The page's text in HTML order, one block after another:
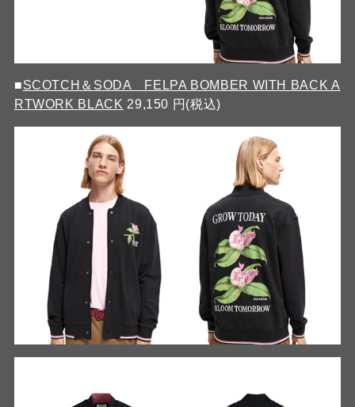
■SCOTCH＆SODA FELPA BOMBER WITH BACK A
RTWORK BLACK 29,150 円(税込)